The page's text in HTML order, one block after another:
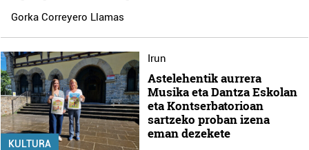
Gorka Correyero Llamas
KULTURA
Irun
Astelehentik aurrera
Musika eta Dantza Eskolan
eta Kontserbatorioan
sartzeko proban izena
eman dezekete